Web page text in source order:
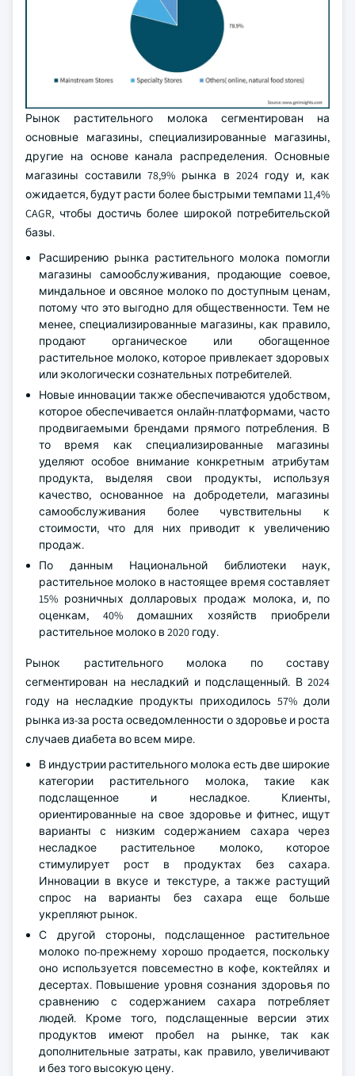
Рынок растительного молока сегментирован на
основные магазины, специализированные магазины,
другие на основе канала распределения. Основные
магазины составили 78,9% рынка в 2024 году и, как
ожидается, будут расти более быстрыми темпами 11,4%
CAGR, чтобы достичь более широкой потребительской
базы.
Расширению рынка растительного молока помогли
магазины самообслуживания, продающие соевое,
миндальное и овсяное молоко по доступным ценам,
потому что это выгодно для общественности. Тем не
менее, специализированные магазины, как правило,
продают органическое или обогащенное
растительное молоко, которое привлекает здоровых
или экологически сознательных потребителей.
Новые инновации также обеспечиваются удобством,
которое обеспечивается онлайн-платформами, часто
продвигаемыми брендами прямого потребления. В
то время как специализированные магазины
уделяют особое внимание конкретным атрибутам
продукта, выделяя свои продукты, используя
качество, основанное на добродетели, магазины
самообслуживания более чувствительны к
стоимости, что для них приводит к увеличению
продаж.
По данным Национальной библиотеки наук,
растительное молоко в настоящее время составляет
15% розничных долларовых продаж молока, и, по
оценкам, 40% домашних хозяйств приобрели
растительное молоко в 2020 году.
Рынок растительного молока по составу
сегментирован на несладкий и подслащенный. В 2024
году на несладкие продукты приходилось 57% доли
рынка из-за роста осведомленности о здоровье и роста
случаев диабета во всем мире.
В индустрии растительного молока есть две широкие
категории растительного молока, такие как
подслащенное и несладкое. Клиенты,
ориентированные на свое здоровье и фитнес, ищут
варианты с низким содержанием сахара через
несладкое растительное молоко, которое
стимулирует рост в продуктах без сахара.
Инновации в вкусе и текстуре, а также растущий
спрос на варианты без сахара еще больше
укрепляют рынок.
С другой стороны, подслащенное растительное
молоко по-прежнему хорошо продается, поскольку
оно используется повсеместно в кофе, коктейлях и
десертах. Повышение уровня сознания здоровья по
сравнению с содержанием сахара потребляет
людей. Кроме того, подслащенные версии этих
продуктов имеют пробел на рынке, так как
дополнительные затраты, как правило, увеличивают
и без того высокую цену.